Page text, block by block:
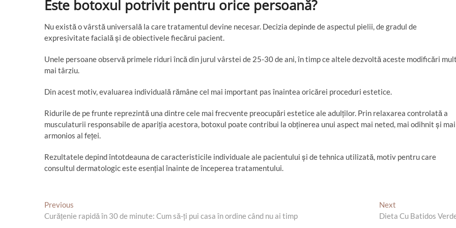
Este botoxul potrivit pentru orice persoană?
Nu există o vârstă universală la care tratamentul devine necesar. Decizia depinde de aspectul pielii, de gradul de
expresivitate facială și de obiectivele fiecărui pacient.
Unele persoane observă primele riduri încă din jurul vârstei de 25-30 de ani, în timp ce altele dezvoltă aceste modificări
mai târziu.
Din acest motiv, evaluarea individuală rămâne cel mai important pas înaintea oricărei proceduri estetice.
Ridurile de pe frunte reprezintă una dintre cele mai frecvente preocupări estetice ale adulților. Prin relaxarea controlată a
musculaturii responsabile de apariția acestora, botoxul poate contribui la obținerea unui aspect mai neted, mai odihnit și mai
armonios al feței.
Rezultatele depind întotdeauna de caracteristicile individuale ale pacientului și de tehnica utilizată, motiv pentru care
consultul dermatologic este esențial înainte de începerea tratamentului.
N
a
Previous
r
Curățenie rapidă în 30 de minute: Cum să-ți pui casa în ordine când nu ai timp
Next
r
Dieta Cu Batidos